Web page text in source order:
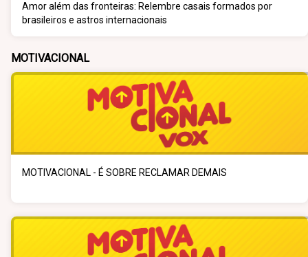
Amor além das fronteiras: Relembre casais formados por
brasileiros e astros internacionais
MOTIVACIONAL
MOTIVACIONAL - É SOBRE RECLAMAR DEMAIS